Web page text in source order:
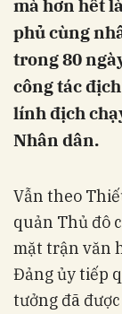
mà hơn hết
phủ cùng
trong 80
công tác
lính địch
Nhân dân.
Vẫn theo
quản Thủ đô
mặt trận văn
Đảng ủy tiếp
tưởng đã